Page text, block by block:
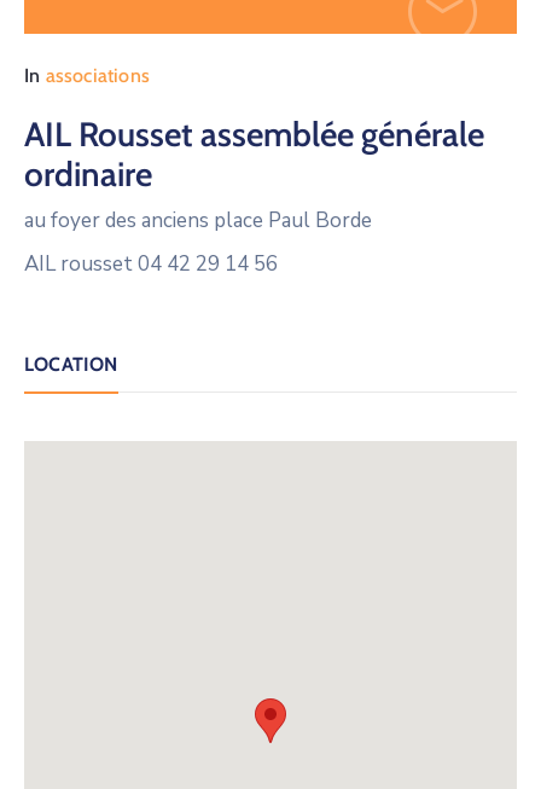
In associations
AIL Rousset assemblée générale
ordinaire
au foyer des anciens place Paul Borde
AIL rousset 04 42 29 14 56
LOCATION